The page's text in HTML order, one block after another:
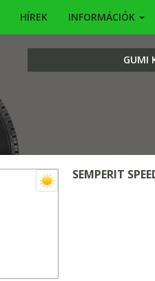
HÍREK INFORMÁCIÓK
GUMI
SEMPERIT